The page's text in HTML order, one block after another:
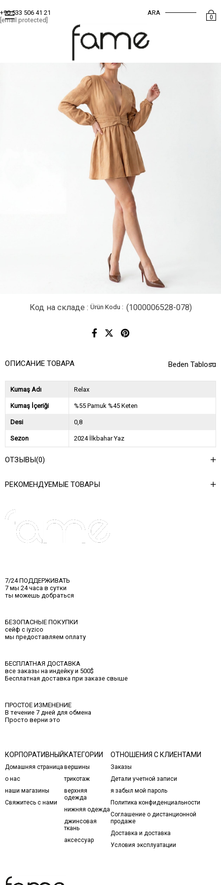
+90 533 506 41 21
[email protected]
0
ARA
Код на складе (1000006528-078)
Beden Tablosu
ОПИСАНИЕ ТОВАРА
Kumaş Adı Relax
Kumaş İçeriği %55 Pamuk %45 Keten
Desi 0,8
Sezon 2024 İlkbahar Yaz
ОТЗЫВЫ(0)
РЕКОМЕНДУЕМЫЕ ТОВАРЫ
7/24 ПОДДЕРЖИВАТЬ
7 мы 24 часа в сутки
ты можешь добраться
БЕЗОПАСНЫЕ ПОКУПКИ
сейф с iyzico
мы предоставляем оплату
БЕСПЛАТНАЯ ДОСТАВКА
все заказы на индейку и 500$
Бесплатная доставка при заказе свыше
ПРОСТОЕ ИЗМЕНЕНИЕ
В течение 7 дней для обмена
Просто верни это
КОРПОРАТИВНЫЙ
Домашняя страница
о нас
наши магазины
Свяжитесь с нами
КАТЕГОРИИ
вершины
трикотаж
верхняя
одежда
нижняя одежда
джинсовая
ткань
аксессуар
ОТНОШЕНИЯ С КЛИЕНТАМИ
Заказы
Детали учетной записи
я забыл мой пароль
Политика конфиденциальности
Соглашение о дистанционной
продаже
Доставка и доставка
Условия эксплуатации